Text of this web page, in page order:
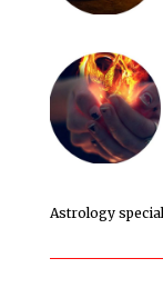
Astrology